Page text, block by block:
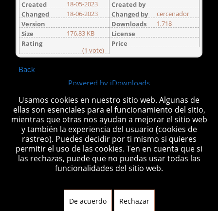
Created
18-05-2023
Changed
18-06-2023
Version
Size
176.83 KB
Rating
(1 vote)
Created by
Changed by
cercenador
Downloads
1,718
License
Price
Back
Powered by jDownloads
Está aquí:Inicio
Equipos de Medidas
Multiprueba
multiprueba_int.113
Usamos cookies en nuestro sitio web. Algunas de
ellas son esenciales para el funcionamiento del sitio,
mientras que otras nos ayudan a mejorar el sitio web
y también la experiencia del usuario (cookies de
rastreo). Puedes decidir por ti mismo si quieres
permitir el uso de las cookies. Ten en cuenta que si
las rechazas, puede que no puedas usar todas las
funcionalidades del sitio web.
De acuerdo Rechazar